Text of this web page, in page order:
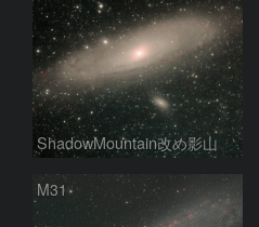
ShadowMountain改め影山
M31